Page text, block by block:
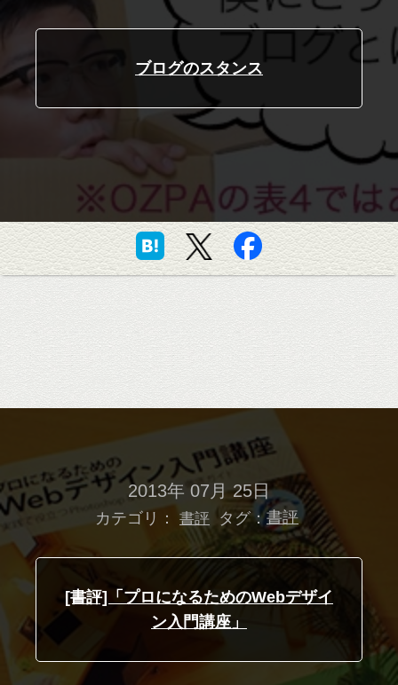
ブログのスタンス
2013年 07月 25日
カテゴリ： 書評 タグ：書評
[書評]「プロになるためのWebデザイ
ン入門講座」